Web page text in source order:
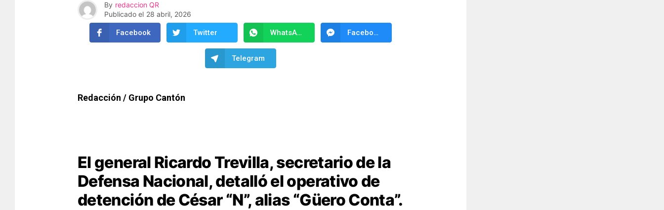
By redaccion QR
Publicado el 28 abril, 2026
Facebook Twitter WhatsApp Facebook Messenger
Telegram
Redacción / Grupo Cantón
El general Ricardo Trevilla, secretario de la
Defensa Nacional, detalló el operativo de
detención de César “N”, alias “Güero Conta”.